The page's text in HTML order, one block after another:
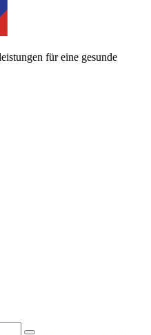
für eine gesunde